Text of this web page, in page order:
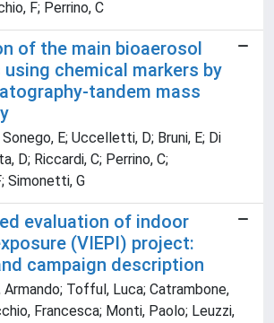
F; Perrino, C
of the main bioaerosol
chemical markers by
tandem mass
E; Uccelletti, D; Bruni, E; Di
D; Riccardi, C; Perrino, C;
Simonetti, G
evaluation of indoor
(VIEPI) project:
campaign description
Tofful, Luca; Catrambone,
Francesca; Monti, Paolo; Leuzzi,